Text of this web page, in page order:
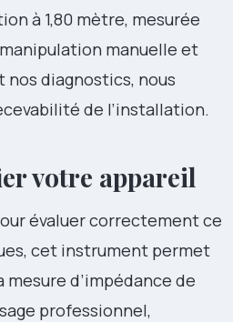
à 1,80 mètre, mesurée
manuelle et
diagnostics, nous
de l’installation.
votre appareil
évaluer correctement ce
cet instrument permet
d’impédance de
professionnel,